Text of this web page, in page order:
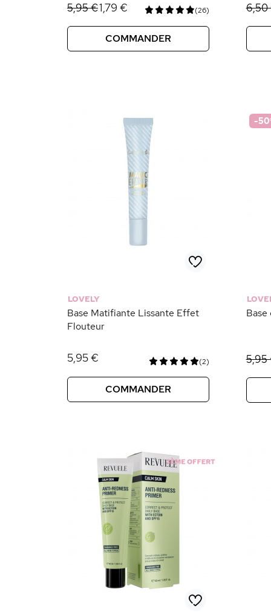
5,95 €1,79 € (26)
COMMANDER
6,50
LOVELY
Base Matifiante Lissante Effet
Flouteur
5,95 € (2)
COMMANDER
-50
5,95